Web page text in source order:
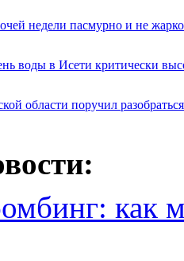
недели пасмурно и не жарко
воды в Исети критически
области поручил
как